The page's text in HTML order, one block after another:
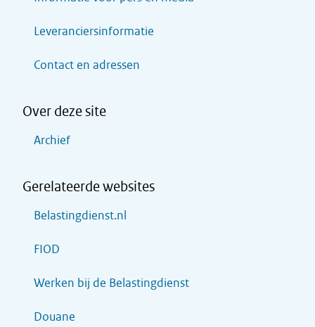
Leveranciersinformatie
Contact en adressen
Over deze site
Archief
Gerelateerde websites
Belastingdienst.nl
FIOD
Werken bij de Belastingdienst
Douane